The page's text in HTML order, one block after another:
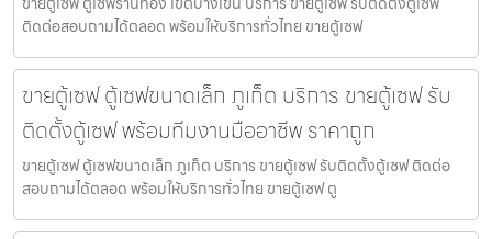
ติดต่อสอบถามได้ตลอด พร้อมให้บริการทั่วไทย ขายตู้เซฟ
ขายตู้เซฟ ตู้เซฟขนาดเล็ก ภูเก็ต บริการ ขายตู้เซฟ รับ
ติดตั้งตู้เซฟ พร้อมทีมงานมืออาชีพ ราคาถูก
ขายตู้เซฟ ตู้เซฟขนาดเล็ก ภูเก็ต บริการ ขายตู้เซฟ รับติดตั้งตู้เซฟ ติดต่อ
สอบถามได้ตลอด พร้อมให้บริการทั่วไทย ขายตู้เซฟ ตู